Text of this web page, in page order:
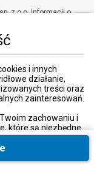
i innych
działanie,
treści oraz
zainteresowań.
zachowaniu i
które są niezbędne
smyk.com.
z o.o. informacji o
zgody.